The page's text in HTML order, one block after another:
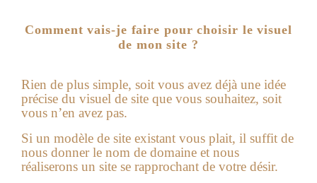
Comment vais-je faire pour choisir le visuel
de mon site ?
Rien de plus simple, soit vous avez déjà une idée
précise du visuel de site que vous souhaitez, soit
vous n’en avez pas.
Si un modèle de site existant vous plait, il suffit de
nous donner le nom de domaine et nous
réaliserons un site se rapprochant de votre désir.